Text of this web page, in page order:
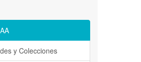
y Colecciones